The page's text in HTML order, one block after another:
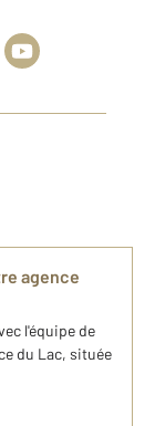
agence
l'équipe de
du Lac, située